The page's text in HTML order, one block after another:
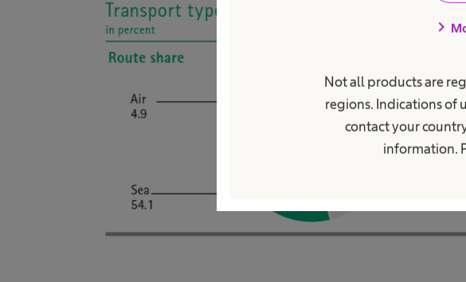
chevron_right
Not all products are
regions. Indications of
contact your
information.